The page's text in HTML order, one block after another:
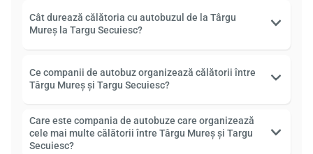
Cât durează călătoria cu autobuzul de la Târgu
Mureş la Targu Secuiesc?
Ce companii de autobuz organizează călătorii între
Târgu Mureş și Targu Secuiesc?
Care este compania de autobuze care organizează
cele mai multe călătorii între Târgu Mureş și Targu
Secuiesc?